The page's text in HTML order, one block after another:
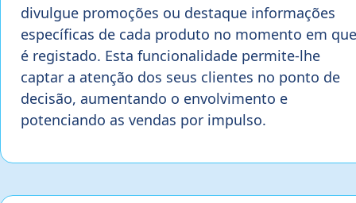
divulgue promoções ou destaque informações
específicas de cada produto no momento em que
é registado. Esta funcionalidade permite-lhe
captar a atenção dos seus clientes no ponto de
decisão, aumentando o envolvimento e
potenciando as vendas por impulso.